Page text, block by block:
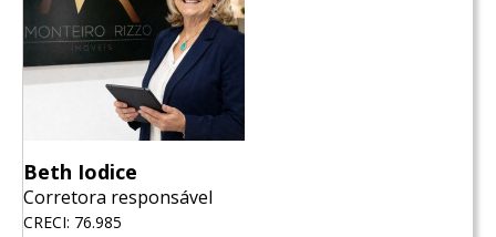
Beth Iodice
Corretora responsável
CRECI: 76.985